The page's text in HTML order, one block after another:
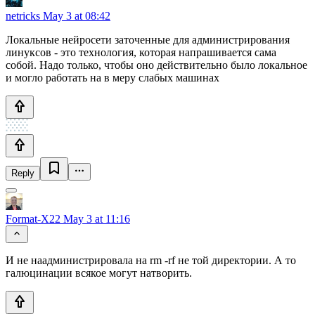
netricks May 3 at 08:42
Локальные нейросети заточенные для администрирования
линуксов - это технология, которая напрашивается сама
собой. Надо только, чтобы оно действительно было локальное
и могло работать на в меру слабых машинах
Reply
Format-X22 May 3 at 11:16
И не наадминистрировала на rm -rf не той директории. А то
галюцинации всякое могут натворить.